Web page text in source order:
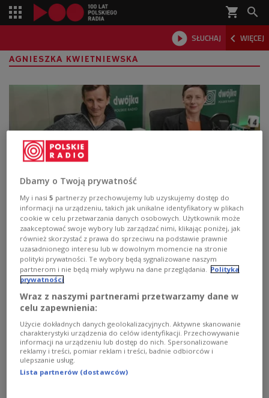
shopping_cart 
 SŁUCHAJ  WIĘCEJ

AGNIESZKA KWIETNIEWSKA
"Tyle co nic" - uniwersalna opowieść o
człowieku. "Tu nie ma dobrych i złych"
[WIDEO]
- "Tyle co nic" to uniwersalna opowieść o człowieku. W
mieście mamy takie same problemy i rozterki, ta mała
społeczność wyciąga to wszystko na wierzch, łatwiej o
tym opowiedzieć. Tam na wsi wszyscy się znają, kiedyś
mieliśmy nasze osiedlowe społeczności, a teraz trudno o
"dzień dobry" na klatce schodowej - mówiła w "Poranku
Dwójki" aktorka Agnieszka Kwietniewska.
Zobacz więcej na temat:
Artur Paczesny aktorzy aktor
Grzegorz Dębowski
konflikt pokoleń
Dbamy o Twoją prywatność
My i nasi5 partnerzy przechowujemy lub uzyskujemy dostęp do
informacji na urządzeniu, takich jak unikalne identyfikatory w plikach
cookie w celu przetwarzania danych osobowych. Użytkownik może
zaakceptować swoje wybory lub zarządzać nimi, klikając poniżej, jak
również skorzystać z prawa do sprzeciwu na podstawie prawnie
uzasadnionego interesu lub w dowolnym momencie na stronie
polityki prywatności. Te wybory będą sygnalizowane naszym
partnerom i nie będą miały wpływu na dane przeglądania.
Polityka
prywatności
Wraz z naszymi partnerami przetwarzamy dane w
celu zapewnienia:
Użycie dokładnych danych geolokalizacyjnych. Aktywne skanowanie
charakterystyki urządzenia do celów identyfikacji. Przechowywanie
informacji na urządzeniu lub dostęp do nich. Spersonalizowane
reklamy i treści, pomiar reklam i treści, badnie odbiorców i
ulepszanie usług.
Lista partnerów (dostawców)